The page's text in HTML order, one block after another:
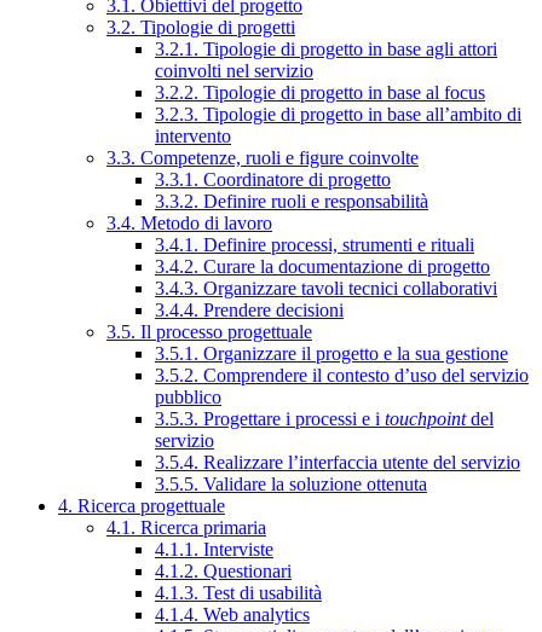
3.1. Obiettivi del progetto
3.2. Tipologie di progetti
3.2.1. Tipologie di progetto in base agli attori
coinvolti nel servizio
3.2.2. Tipologie di progetto in base al focus
3.2.3. Tipologie di progetto in base all’ambito di
intervento
3.3. Competenze, ruoli e figure coinvolte
3.3.1. Coordinatore di progetto
3.3.2. Definire ruoli e responsabilità
3.4. Metodo di lavoro
3.4.1. Definire processi, strumenti e rituali
3.4.2. Curare la documentazione di progetto
3.4.3. Organizzare tavoli tecnici collaborativi
3.4.4. Prendere decisioni
3.5. Il processo progettuale
3.5.1. Organizzare il progetto e la sua gestione
3.5.2. Comprendere il contesto d’uso del servizio
pubblico
3.5.3. Progettare i processi e i touchpointdel
servizio
3.5.4. Realizzare l’interfaccia utente del servizio
3.5.5. Validare la soluzione ottenuta
4. Ricerca progettuale
4.1. Ricerca primaria
4.1.1. Interviste
4.1.2. Questionari
4.1.3. Test di usabilità
4.1.4. Web analytics